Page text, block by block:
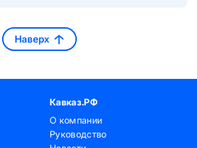
Наверх
Кавказ.РФ
О компании
Руководство